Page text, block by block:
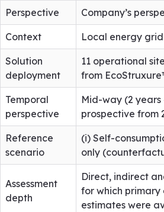
Perspective Company’s
Context Local energy
Solution
deployment
11 operational
from
Temporal
perspective
Mid-way (2
prospective from
Reference
scenario
(i) Self-
only
Assessment
depth
Direct, indirect
for which
estimates were